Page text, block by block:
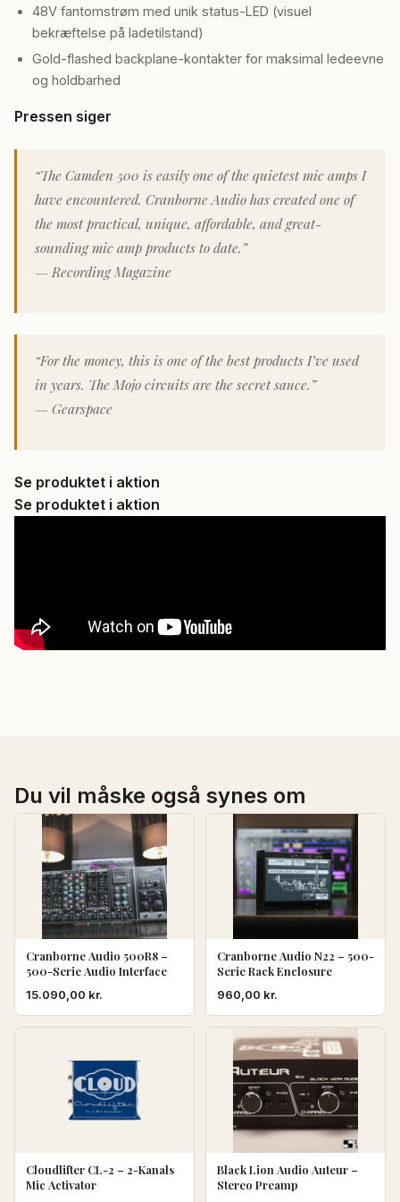
48V fantomstrøm med unik status-LED (visuel
bekræftelse på ladetilstand)
Gold-flashed backplane-kontakter for maksimal ledeevne
og holdbarhed
Pressen siger
“The Camden 500 is easily one of the quietest mic amps I
have encountered. Cranborne Audio has created one of
the most practical, unique, affordable, and great-
sounding mic amp products to date.”
— Recording Magazine
“For the money, this is one of the best products I’ve used
in years. The Mojo circuits are the secret sauce.”
— Gearspace
Se produktet i aktion
Se produktet i aktion
Du vil måske også synes om
Cranborne Audio 500R8 –
500-Serie Audio Interface
15.090,00 kr.
Cranborne Audio N22 – 500-
Serie Rack Enclosure
960,00 kr.
Cloudlifter CL-2 – 2-Kanals
Mic Activator
Black Lion Audio Auteur –
Stereo Preamp